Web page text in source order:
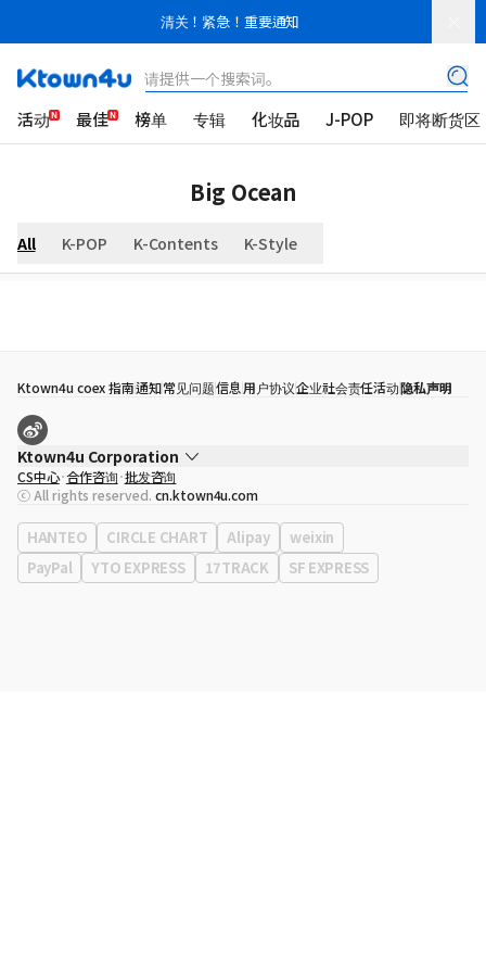
清关！紧急！重要通知
请提供一个搜索词。
活动 最佳 榜单 专辑 化妆品 J-POP 即将断货区
Big Ocean
All K-POP K-Contents K-Style
Ktown4u coex 指南通知常见问题信息用户协议企业社会责任活动隐私声明
Ktown4u Corporation
代表
宋効珉
营业执照 120-87-71116
公司地址 首尔特别市 江南区 岭东大路 513号 3楼 （三成洞， coex)
CS中心 合作咨询 批发咨询
ⓒ All rights reserved. cn.ktown4u.com
HANTEO CIRCLE CHART Alipay
weixin
PayPal
YTO EXPRESS 17TRACK SF EXPRESS